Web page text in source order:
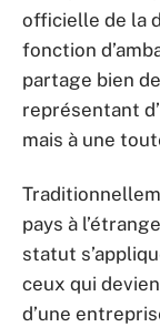
officielle de la
fonction
partage bien
représentant
mais à une
pays à
statut
ceux qui
d’une